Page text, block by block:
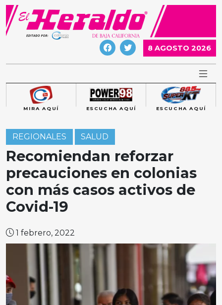
Skip
content
8 AGOSTO 2026
MIRA AQUÍ ESCUCHA AQUÍ ESCUCHA AQUÍ
REGIONALES SALUD
Recomiendan reforzar
precauciones en colonias
con más casos activos de
Covid-19
1 febrero, 2022